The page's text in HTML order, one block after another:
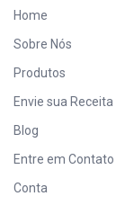
Home
Sobre Nós
Produtos
Envie sua Receita
Blog
Entre em Contato
Conta